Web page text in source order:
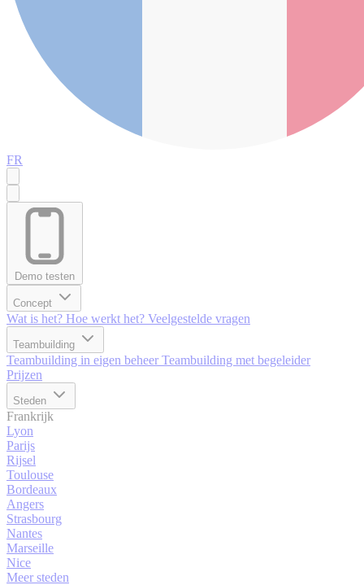
FR
Demo testen
Concept
Wat is het? Hoe werkt het? Veelgestelde vragen
Teambuilding
Teambuilding in eigen beheer Teambuilding met begeleider
Prijzen
Steden
Frankrijk
Lyon
Parijs
Rijsel
Toulouse
Bordeaux
Angers
Strasbourg
Nantes
Marseille
Nice
Meer steden